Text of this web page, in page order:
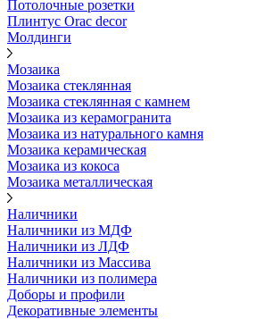
Потолочные розетки
Плинтус Orac decor
Молдинги
Мозаика
Мозаика стеклянная
Мозаика стеклянная с камнем
Мозаика из керамогранита
Мозаика из натурального камня
Мозаика керамическая
Мозаика из кокоса
Мозаика металлическая
Наличники
Наличники из МДФ
Наличники из ЛДФ
Наличники из Массива
Наличники из полимера
Доборы и профили
Декоративные элементы